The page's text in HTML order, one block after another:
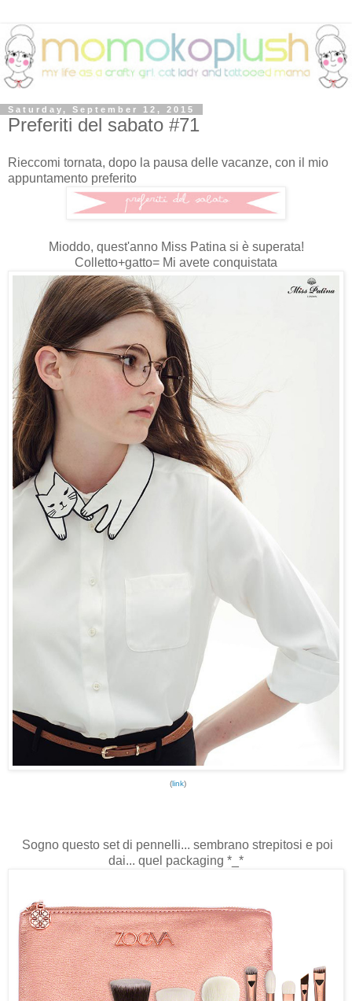
Saturday, September 12, 2015
Preferiti del sabato #71
Rieccomi tornata, dopo la pausa delle vacanze, con il mio
appuntamento preferito
Mioddo, quest'anno Miss Patina si è superata!
Colletto+gatto= Mi avete conquistata
(link)
Sogno questo set di pennelli... sembrano strepitosi e poi
dai... quel packaging *_*